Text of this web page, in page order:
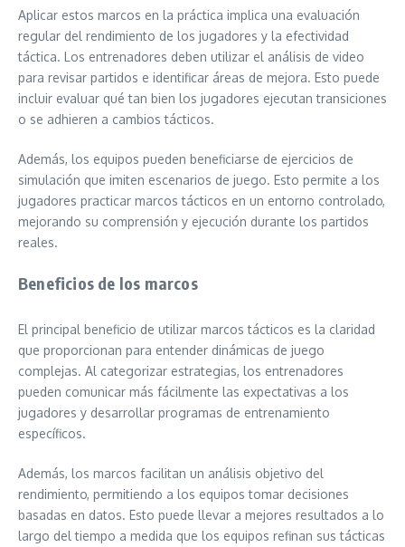
Aplicar estos marcos en la práctica implica una evaluación
regular del rendimiento de los jugadores y la efectividad
táctica. Los entrenadores deben utilizar el análisis de video
para revisar partidos e identificar áreas de mejora. Esto puede
incluir evaluar qué tan bien los jugadores ejecutan transiciones
o se adhieren a cambios tácticos.
Además, los equipos pueden beneficiarse de ejercicios de
simulación que imiten escenarios de juego. Esto permite a los
jugadores practicar marcos tácticos en un entorno controlado,
mejorando su comprensión y ejecución durante los partidos
reales.
Beneficios de los marcos
El principal beneficio de utilizar marcos tácticos es la claridad
que proporcionan para entender dinámicas de juego
complejas. Al categorizar estrategias, los entrenadores
pueden comunicar más fácilmente las expectativas a los
jugadores y desarrollar programas de entrenamiento
específicos.
Además, los marcos facilitan un análisis objetivo del
rendimiento, permitiendo a los equipos tomar decisiones
basadas en datos. Esto puede llevar a mejores resultados a lo
largo del tiempo a medida que los equipos refinan sus tácticas